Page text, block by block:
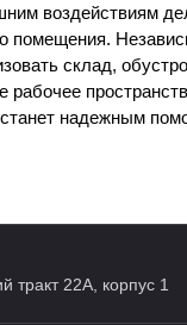
воздействиям
помещения.
склад,
рабочее
надежным
тракт 22А, корпус 1